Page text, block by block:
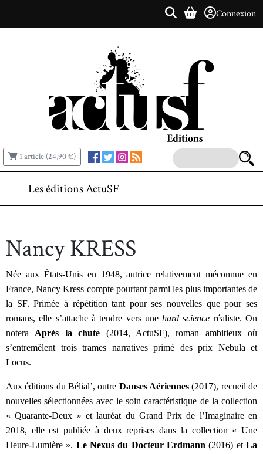
Connexion
1 article (24,90 €)
Les éditions ActuSF
Nancy KRESS
Née aux États-Unis en 1948, autrice relativement méconnue en
France, Nancy Kress compte pourtant parmi les plus importantes de
la SF. Primée à répétition tant pour ses nouvelles que pour ses
romans, elle s’attache à tendre vers une hard science réaliste. On
notera Après la chute (2014, ActuSF), roman ambitieux où
s’entremêlent trois trames narratives primé des prix Nebula et
Locus.
Aux éditions du Bélial’, outre Danses Aériennes (2017), recueil de
nouvelles sélectionnées avec le soin caractéristique de la collection
« Quarante-Deux » et lauréat du Grand Prix de l’Imaginaire en
2018, elle est publiée à deux reprises dans la collection « Une
Heure-Lumière ». Le Nexus du Docteur Erdmann (2016) et